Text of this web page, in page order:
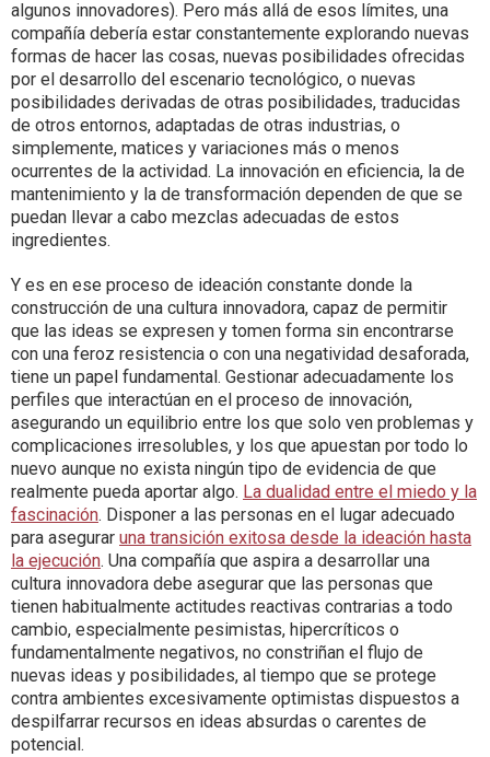
algunos innovadores). Pero más allá de esos límites, una
compañía debería estar constantemente explorando nuevas
formas de hacer las cosas, nuevas posibilidades ofrecidas
por el desarrollo del escenario tecnológico, o nuevas
posibilidades derivadas de otras posibilidades, traducidas
de otros entornos, adaptadas de otras industrias, o
simplemente, matices y variaciones más o menos
ocurrentes de la actividad. La innovación en eficiencia, la de
mantenimiento y la de transformación dependen de que se
puedan llevar a cabo mezclas adecuadas de estos
ingredientes.
Y es en ese proceso de ideación constante donde la
construcción de una cultura innovadora, capaz de permitir
que las ideas se expresen y tomen forma sin encontrarse
con una feroz resistencia o con una negatividad desaforada,
tiene un papel fundamental. Gestionar adecuadamente los
perfiles que interactúan en el proceso de innovación,
asegurando un equilibrio entre los que solo ven problemas y
complicaciones irresolubles, y los que apuestan por todo lo
nuevo aunque no exista ningún tipo de evidencia de que
realmente pueda aportar algo. La dualidad entre el miedo y la
fascinación. Disponer a las personas en el lugar adecuado
para asegurar una transición exitosa desde la ideación hasta
la ejecución. Una compañía que aspira a desarrollar una
cultura innovadora debe asegurar que las personas que
tienen habitualmente actitudes reactivas contrarias a todo
cambio, especialmente pesimistas, hipercríticos o
fundamentalmente negativos, no constriñan el flujo de
nuevas ideas y posibilidades, al tiempo que se protege
contra ambientes excesivamente optimistas dispuestos a
despilfarrar recursos en ideas absurdas o carentes de
potencial.